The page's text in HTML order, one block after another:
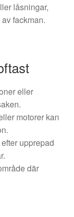
låsningar,
fackman.
eller
motorer kan
upprepad
där